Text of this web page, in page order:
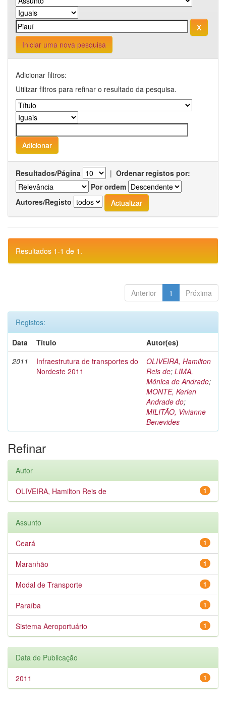
Iniciar uma nova pesquisa
Adicionar filtros:
Utilizar filtros para refinar o resultado da pesquisa.
Resultados/Página | Ordenar registos por:
Por ordem
Autores/Registo
Resultados 1-1 de 1.
Anterior 1 Próxima
Registos:
Data
Título
Autor(es)
2011
Infraestrutura de transportes do
Nordeste 2011
OLIVEIRA, Hamilton
Reis de; LIMA,
Mônica de Andrade;
MONTE, Kerlen
Andrade do;
MILITÃO, Vivianne
Benevides
Refinar
Autor
1
OLIVEIRA, Hamilton Reis de
Assunto
1
Ceará
1
Maranhão
1
Modal de Transporte
1
Paraíba
1
Sistema Aeroportuário
Data de Publicação
1
2011